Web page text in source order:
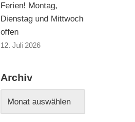
Ferien! Montag,
Dienstag und Mittwoch
offen
12. Juli 2026
Archiv